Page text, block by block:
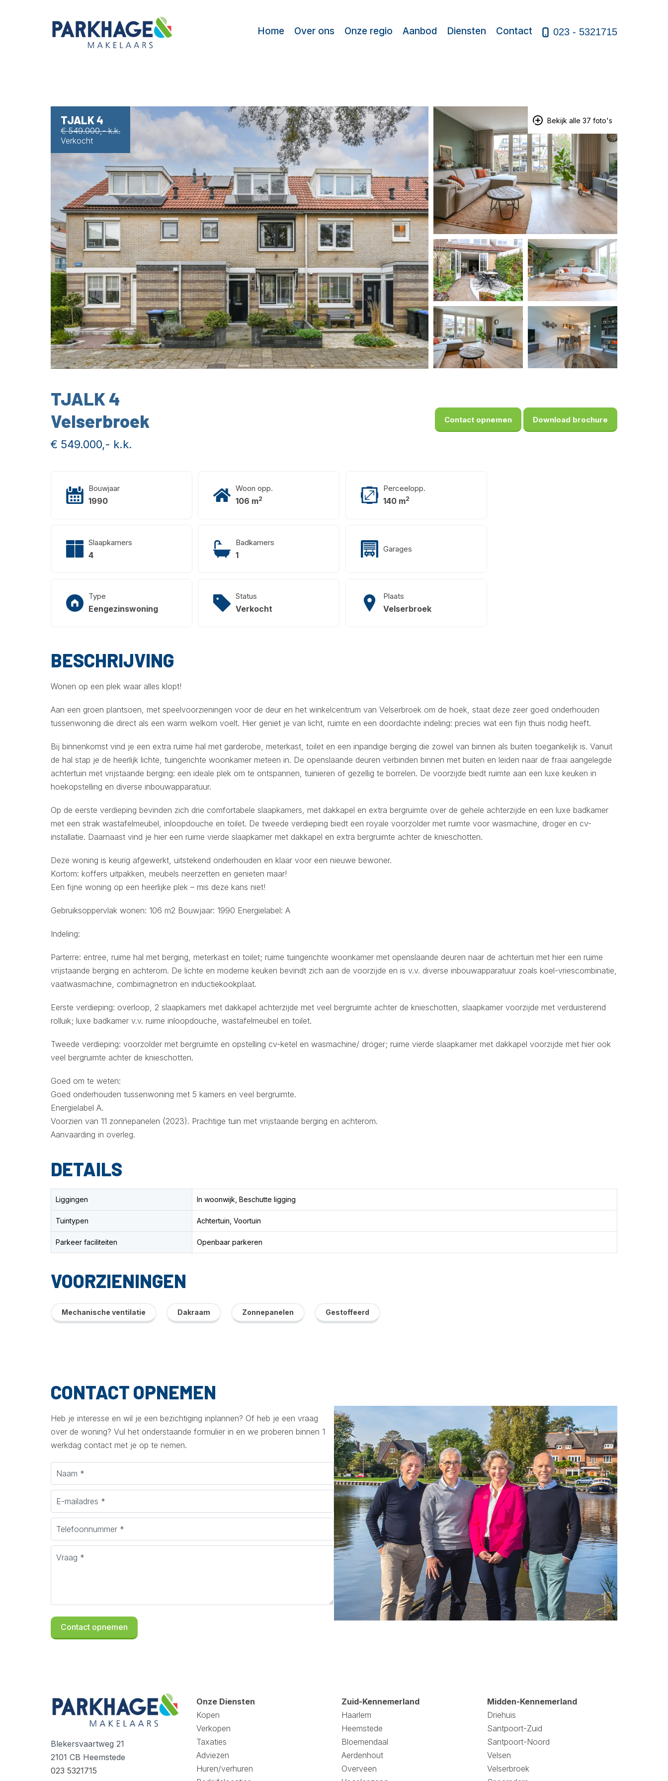
023 - 5321715
Home Over ons Onze regio Aanbod Diensten Contact
TJALK 4
€ 549.000,- k.k.
Verkocht
Bekijk alle 37 foto's
TJALK 4
Velserbroek
€ 549.000,- k.k.
Contact opnemen Download brochure
Bouwjaar
1990
Woon opp.
106 m2
Perceelopp.
140 m2
Slaapkamers
4
Badkamers
1
Garages
Type
Eengezinswoning
Status
Verkocht
Plaats
Velserbroek
BESCHRIJVING
Wonen op een plek waar alles klopt!
Aan een groen plantsoen, met speelvoorzieningen voor de deur en het winkelcentrum van Velserbroek om de hoek, staat deze zeer goed onderhouden
tussenwoning die direct als een warm welkom voelt. Hier geniet je van licht, ruimte en een doordachte indeling: precies wat een fijn thuis nodig heeft.
Bij binnenkomst vind je een extra ruime hal met garderobe, meterkast, toilet en een inpandige berging die zowel van binnen als buiten toegankelijk is. Vanuit
de hal stap je de heerlijk lichte, tuingerichte woonkamer meteen in. De openslaande deuren verbinden binnen met buiten en leiden naar de fraai aangelegde
achtertuin met vrijstaande berging: een ideale plek om te ontspannen, tuinieren of gezellig te borrelen. De voorzijde biedt ruimte aan een luxe keuken in
hoekopstelling en diverse inbouwapparatuur.
Op de eerste verdieping bevinden zich drie comfortabele slaapkamers, met dakkapel en extra bergruimte over de gehele achterzijde en een luxe badkamer
met een strak wastafelmeubel, inloopdouche en toilet. De tweede verdieping biedt een royale voorzolder met ruimte voor wasmachine, droger en cv-
installatie. Daarnaast vind je hier een ruime vierde slaapkamer met dakkapel en extra bergruimte achter de knieschotten.
Deze woning is keurig afgewerkt, uitstekend onderhouden en klaar voor een nieuwe bewoner.
Kortom: koffers uitpakken, meubels neerzetten en genieten maar!
Een fijne woning op een heerlijke plek – mis deze kans niet!
Gebruiksoppervlak wonen: 106 m2 Bouwjaar: 1990 Energielabel: A
Indeling:
Parterre: entree, ruime hal met berging, meterkast en toilet; ruime tuingerichte woonkamer met openslaande deuren naar de achtertuin met hier een ruime
vrijstaande berging en achterom. De lichte en moderne keuken bevindt zich aan de voorzijde en is v.v. diverse inbouwapparatuur zoals koel-vriescombinatie,
vaatwasmachine, combimagnetron en inductiekookplaat.
Eerste verdieping: overloop, 2 slaapkamers met dakkapel achterzijde met veel bergruimte achter de knieschotten, slaapkamer voorzijde met verduisterend
rolluik; luxe badkamer v.v. ruime inloopdouche, wastafelmeubel en toilet.
Tweede verdieping: voorzolder met bergruimte en opstelling cv-ketel en wasmachine/ droger; ruime vierde slaapkamer met dakkapel voorzijde met hier ook
veel bergruimte achter de knieschotten.
Goed om te weten:
Goed onderhouden tussenwoning met 5 kamers en veel bergruimte.
Energielabel A.
Voorzien van 11 zonnepanelen (2023). Prachtige tuin met vrijstaande berging en achterom.
Aanvaarding in overleg.
DETAILS
Liggingen In woonwijk, Beschutte ligging
Tuintypen Achtertuin, Voortuin
Parkeer faciliteiten Openbaar parkeren
VOORZIENINGEN
Mechanische ventilatie Dakraam Zonnepanelen Gestoffeerd
CONTACT OPNEMEN
Heb je interesse en wil je een bezichtiging inplannen? Of heb je een vraag
over de woning? Vul het onderstaande formulier in en we proberen binnen 1
werkdag contact met je op te nemen.
Blekersvaartweg 21
2101 CB Heemstede
023 5321715
Onze Diensten
Kopen
Verkopen
Taxaties
Adviezen
Huren/verhuren
Zuid-Kennemerland
Haarlem
Heemstede
Bloemendaal
Aerdenhout
Overveen
Midden-Kennemerland
Driehuis
Santpoort-Zuid
Santpoort-Noord
Velsen
Velserbroek